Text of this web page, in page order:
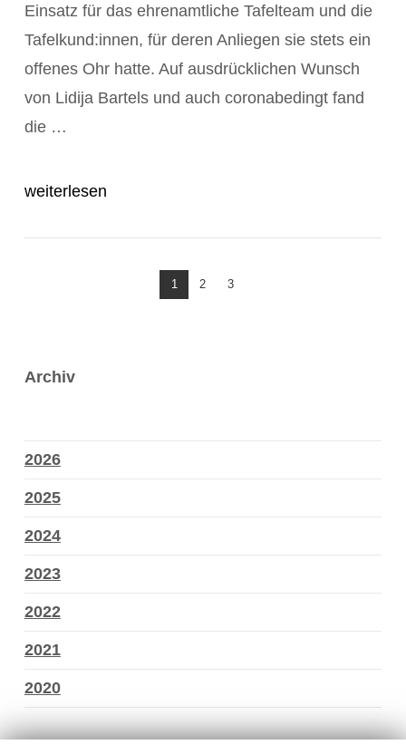
POST ANZEIGEN
Einsatz für das ehrenamtliche Tafelteam und die
Tafelkund:innen, für deren Anliegen sie stets ein
offenes Ohr hatte. Auf ausdrücklichen Wunsch
von Lidija Bartels und auch coronabedingt fand
die …
weiterlesen
1 2 3
Archiv
2026
2025
2024
2023
2022
2021
2020